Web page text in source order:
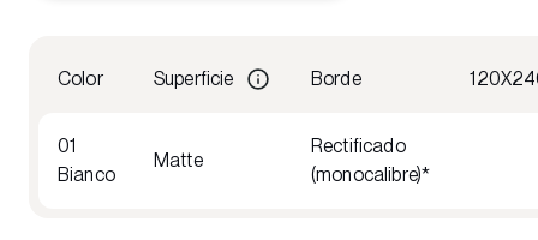
Color Superficie Borde
01
Bianco
Matte
Rectificado
(monocalibre)*